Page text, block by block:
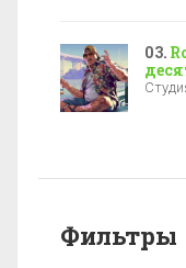
Фильтры